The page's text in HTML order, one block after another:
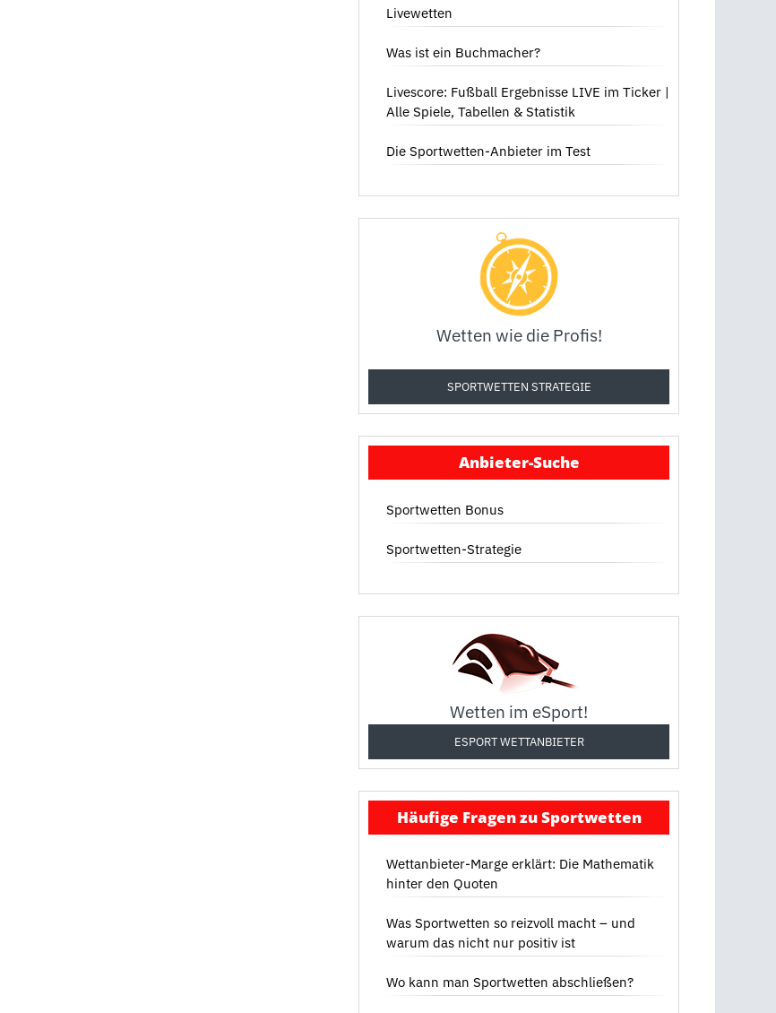
Livewetten
Was ist ein Buchmacher?
Livescore: Fußball Ergebnisse LIVE im Ticker |
Alle Spiele, Tabellen & Statistik
Die Sportwetten-Anbieter im Test
Wetten wie die Profis!
SPORTWETTEN STRATEGIE
Anbieter-Suche
Sportwetten Bonus
Sportwetten-Strategie
Wetten im eSport!
ESPORT WETTANBIETER
Häufige Fragen zu Sportwetten
Wettanbieter-Marge erklärt: Die Mathematik
hinter den Quoten
Was Sportwetten so reizvoll macht – und
warum das nicht nur positiv ist
Wo kann man Sportwetten abschließen?